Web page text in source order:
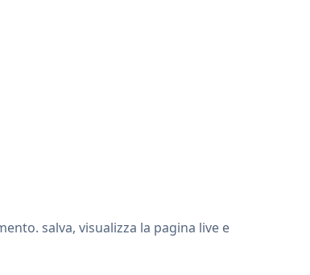
salva, visualizza la pagina live e